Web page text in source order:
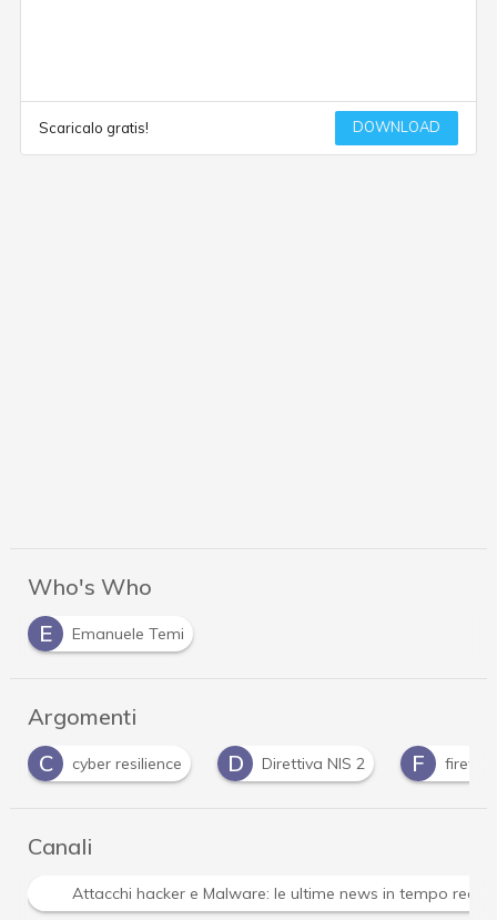
Scaricalo gratis! DOWNLOAD
Who's Who
E
Emanuele Temi
Argomenti
C
cyber resilience D Direttiva NIS 2 F
Canali
Attacchi hacker e Malware: le ultime news in tempo